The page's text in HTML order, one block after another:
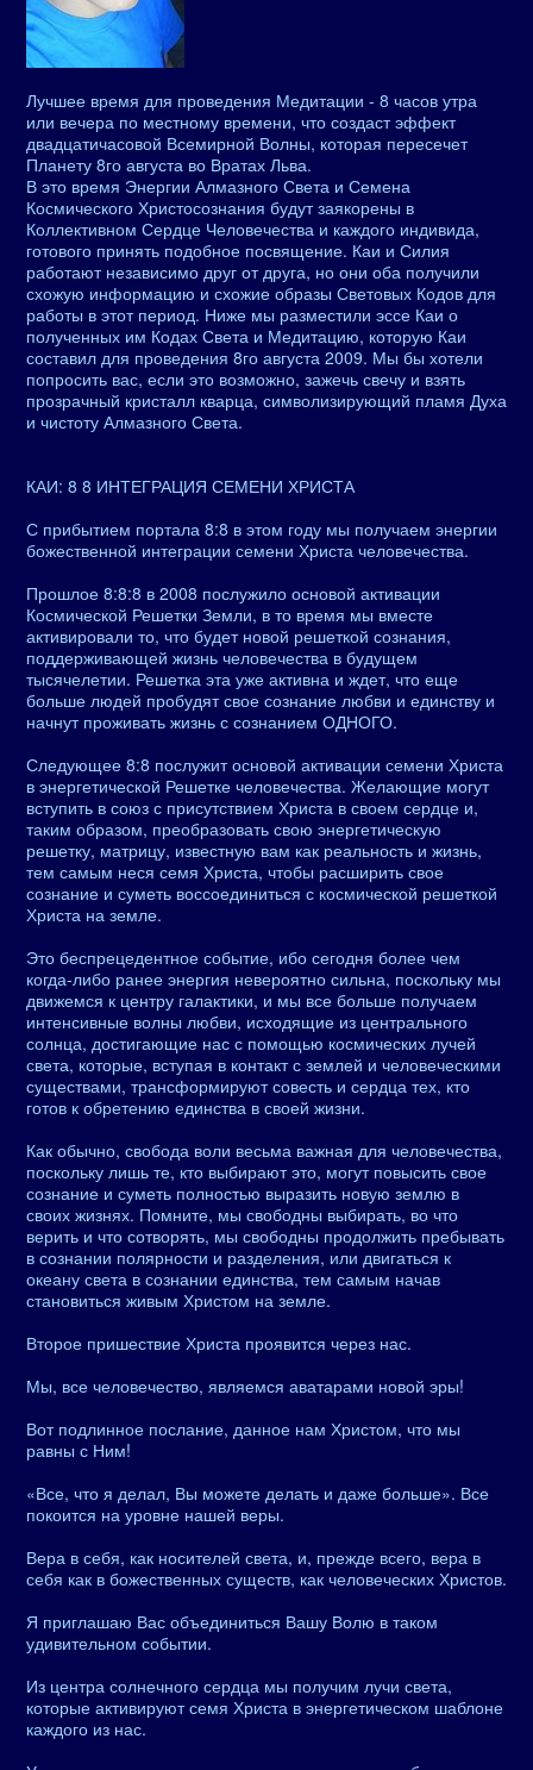
Лучшее время для проведения Медитации - 8 часов утра
или вечера по местному времени, что создаст эффект
двадцатичасовой Всемирной Волны, которая пересечет
Планету 8го августа во Вратах Льва.
В это время Энергии Алмазного Света и Семена
Космического Христосознания будут заякорены в
Коллективном Сердце Человечества и каждого индивида,
готового принять подобное посвящение. Каи и Силия
работают независимо друг от друга, но они оба получили
схожую информацию и схожие образы Световых Кодов для
работы в этот период. Ниже мы разместили эссе Каи о
полученных им Кодах Света и Медитацию, которую Каи
составил для проведения 8го августа 2009. Мы бы хотели
попросить вас, если это возможно, зажечь свечу и взять
прозрачный кристалл кварца, символизирующий пламя Духа
и чистоту Алмазного Света.
КАИ: 8 8 ИНТЕГРАЦИЯ СЕМЕНИ ХРИСТА
С прибытием портала 8:8 в этом году мы получаем энергии
божественной интеграции семени Христа человечества.
Прошлое 8:8:8 в 2008 послужило основой активации
Космической Решетки Земли, в то время мы вместе
активировали то, что будет новой решеткой сознания,
поддерживающей жизнь человечества в будущем
тысячелетии. Решетка эта уже активна и ждет, что еще
больше людей пробудят свое сознание любви и единству и
начнут проживать жизнь с сознанием ОДНОГО.
Следующее 8:8 послужит основой активации семени Христа
в энергетической Решетке человечества. Желающие могут
вступить в союз с присутствием Христа в своем сердце и,
таким образом, преобразовать свою энергетическую
решетку, матрицу, известную вам как реальность и жизнь,
тем самым неся семя Христа, чтобы расширить свое
сознание и суметь воссоединиться с космической решеткой
Христа на земле.
Это беспрецедентное событие, ибо сегодня более чем
когда-либо ранее энергия невероятно сильна, поскольку мы
движемся к центру галактики, и мы все больше получаем
интенсивные волны любви, исходящие из центрального
солнца, достигающие нас с помощью космических лучей
света, которые, вступая в контакт с землей и человеческими
существами, трансформируют совесть и сердца тех, кто
готов к обретению единства в своей жизни.
Как обычно, свобода воли весьма важная для человечества,
поскольку лишь те, кто выбирают это, могут повысить свое
сознание и суметь полностью выразить новую землю в
своих жизнях. Помните, мы свободны выбирать, во что
верить и что сотворять, мы свободны продолжить пребывать
в сознании полярности и разделения, или двигаться к
океану света в сознании единства, тем самым начав
становиться живым Христом на земле.
Второе пришествие Христа проявится через нас.
Мы, все человечество, являемся аватарами новой эры!
Вот подлинное послание, данное нам Христом, что мы
равны с Ним!
«Все, что я делал, Вы можете делать и даже больше». Все
покоится на уровне нашей веры.
Вера в себя, как носителей света, и, прежде всего, вера в
себя как в божественных существ, как человеческих Христов.
Я приглашаю Вас объединиться Вашу Волю в таком
удивительном событии.
Из центра солнечного сердца мы получим лучи света,
которые активируют семя Христа в энергетическом шаблоне
каждого из нас.